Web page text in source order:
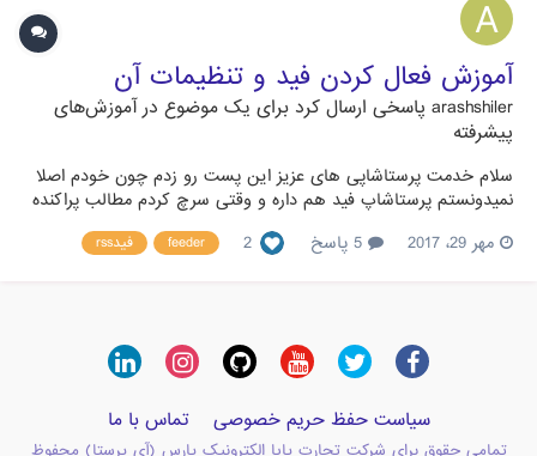
آموزش فعال کردن فید و تنظیمات آن
arashshiler پاسخی ارسال کرد برای یک موضوع درآموزش‌های
پیشرفته
سلام خدمت پرستاشاپی های عزیز این پست رو زدم چون خودم اصلا
نمیدونستم پرستاشاپ فید هم داره و وقتی سرچ کردم مطالب پراکنده
تنظیماتش مقاله من از توضیحات سایر دوستان و کمی فکر هستش
مهر 29، 2017 2
feeder فیدrss
سیاست حفظ حریم خصوصی تماس با ما
تمامی حقوق برای شرکت تجارت پایا الکترونیک پارس (آی پرستا) محفوظ